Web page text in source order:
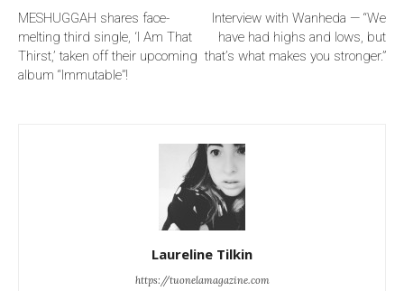
MESHUGGAH shares face-
melting third single, ‘I Am That
Thirst,’ taken off their upcoming
album “Immutable”!
Interview with Wanheda — “We
have had highs and lows, but
that’s what makes you stronger.”
Laureline Tilkin
https://tuonelamagazine.com